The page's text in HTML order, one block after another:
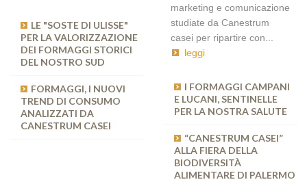
LE "SOSTE DI ULISSE"
PER LA VALORIZZAZIONE
DEI FORMAGGI STORICI
DEL NOSTRO SUD
FORMAGGI, I NUOVI
TREND DI CONSUMO
ANALIZZATI DA
CANESTRUM CASEI
LE RISPOSTE DELLA
RICERCA CONTRO LA
SCOMPARSA DEI
FORMAGGI
ITALIA
CANESTRUM CASEI: UN
marketing e comunicazione
studiate da Canestrum
casei per ripartire con...
leggi
I FORMAGGI CAMPANI
E LUCANI, SENTINELLE
PER LA NOSTRA SALUTE
“CANESTRUM CASEI”
ALLA FIERA DELLA
BIODIVERSITÀ
ALIMENTARE DI PALERMO